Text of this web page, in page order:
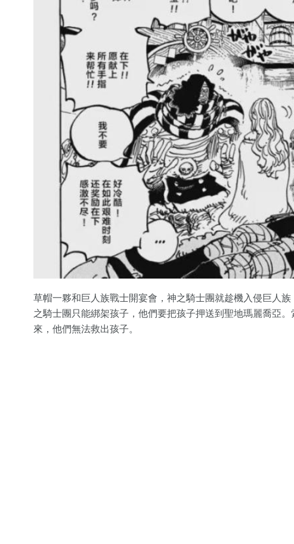
草帽一夥和巨人族戰士開宴會，神之騎士團就趁機入侵巨人
之騎士團只能綁架孩子，他們要把孩子押送到聖地瑪麗喬亞
來，他們無法救出孩子。